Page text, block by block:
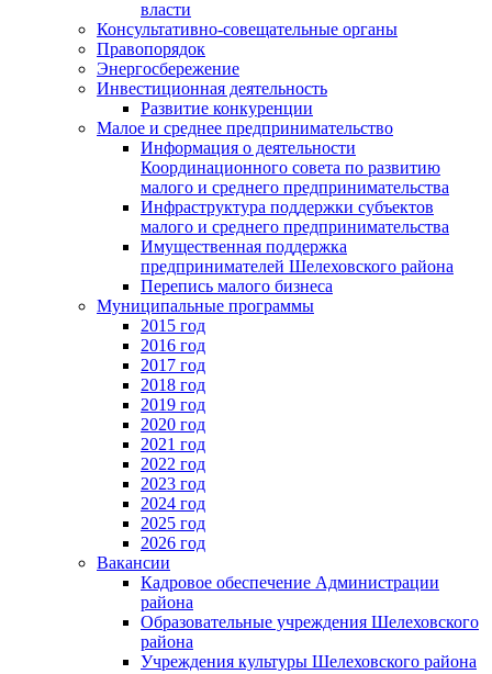
власти
Консультативно-совещательные органы
Правопорядок
Энергосбережение
Инвестиционная деятельность
Развитие конкуренции
Малое и среднее предпринимательство
Информация о деятельности
Координационного совета по развитию
малого и среднего предпринимательства
Инфраструктура поддержки субъектов
малого и среднего предпринимательства
Имущественная поддержка
предпринимателей Шелеховского района
Перепись малого бизнеса
Муниципальные программы
2015 год
2016 год
2017 год
2018 год
2019 год
2020 год
2021 год
2022 год
2023 год
2024 год
2025 год
2026 год
Вакансии
Кадровое обеспечение Администрации
района
Образовательные учреждения Шелеховского
района
Учреждения культуры Шелеховского района